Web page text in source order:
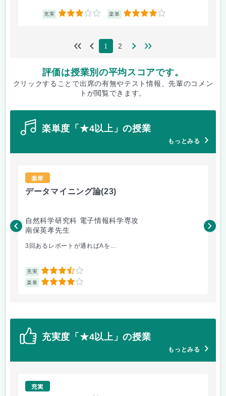
充実 3 楽単 4
1 2
評価は授業別の平均スコアです。
クリックすることで出席の有無やテスト情報、先輩のコメン
トが閲覧できます。
楽単度「★4以上」の授業
もっとみる
楽単
データマイニング論(23)
自然科学研究科 電子情報科学専攻
南保英孝先生
3回あるレポートが通ればAを...
充実 3.5
楽単 4
三
充実度「★4以上」の授業
もっとみる
充実